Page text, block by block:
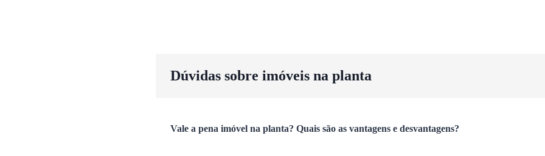
Dúvidas sobre imóveis na planta
Vale a pena imóvel na planta? Quais são as vantagens e desvantagens?